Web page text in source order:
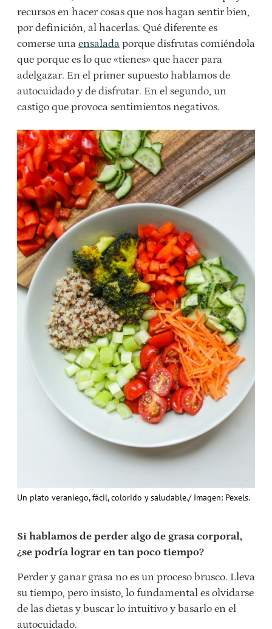
recursos en hacer cosas que nos hagan sentir bien,
por definición, al hacerlas. Qué diferente es
comerse una ensalada porque disfrutas comiéndola
que porque es lo que «tienes» que hacer para
adelgazar. En el primer supuesto hablamos de
autocuidado y de disfrutar. En el segundo, un
castigo que provoca sentimientos negativos.
Un plato veraniego, fácil, colorido y saludable./ Imagen: Pexels.
Si hablamos de perder algo de grasa corporal,
¿se podría lograr en tan poco tiempo?
Perder y ganar grasa no es un proceso brusco. Lleva
su tiempo, pero insisto, lo fundamental es olvidarse
de las dietas y buscar lo intuitivo y basarlo en el
autocuidado.